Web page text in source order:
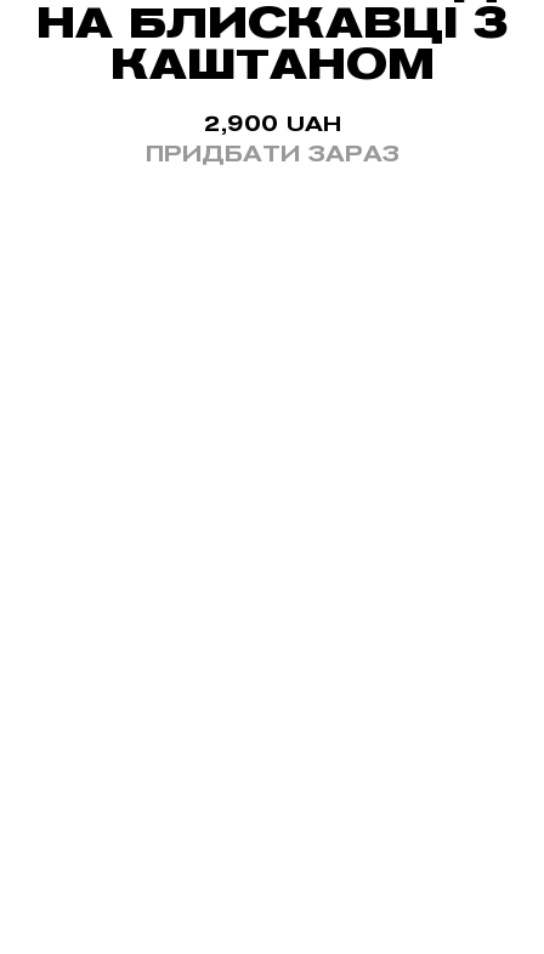
НА БЛИСКАВЦІ З
КАШТАНОМ
2,900 UAH
ПРИДБАТИ ЗАРАЗ